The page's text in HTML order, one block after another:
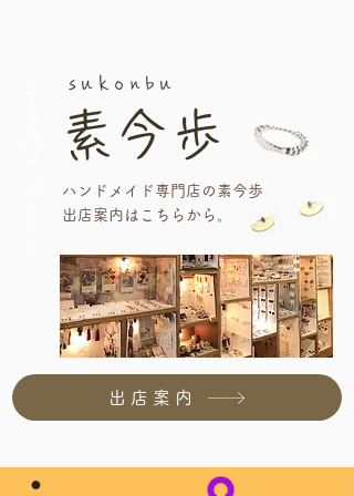
sukonbu
素今歩
ハンドメイド専門店の素今歩
​出店案内はこちらから。
出店案内